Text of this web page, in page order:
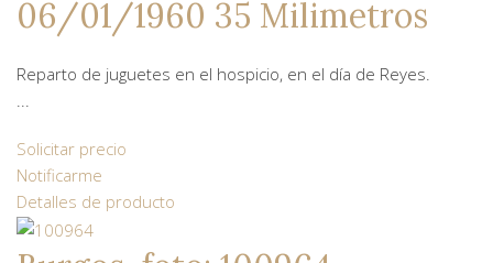
06/01/1960 35 Milimetros
Reparto de juguetes en el hospicio, en el día de Reyes.
...
Solicitar precio
Notificarme
Detalles de producto